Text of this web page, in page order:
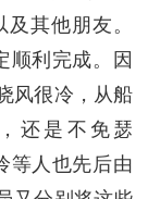
其他朋友。
利完成。因
风很冷，从船
还是不免瑟
等人也先后由